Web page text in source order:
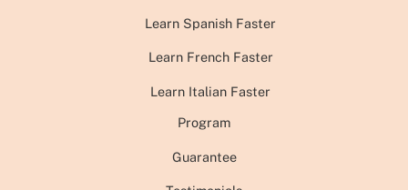
Learn Spanish Faster
Learn French Faster
Learn Italian Faster
Program
Guarantee